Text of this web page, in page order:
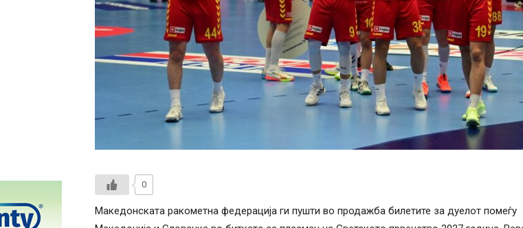
0
Македонската ракометна федерација ги пушти во продажба билетите за дуелот помеѓу